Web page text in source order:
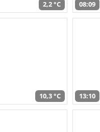
2,2 °C 08:09
10,3 °C 13:10